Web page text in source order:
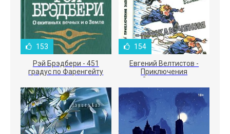
153
Рэй Брэдбери - 451
градус по Фаренгейту
154
Евгений Велтистов -
Приключения
Электроника